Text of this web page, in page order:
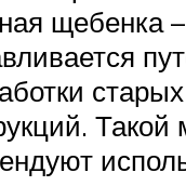
щебенка –
Такой